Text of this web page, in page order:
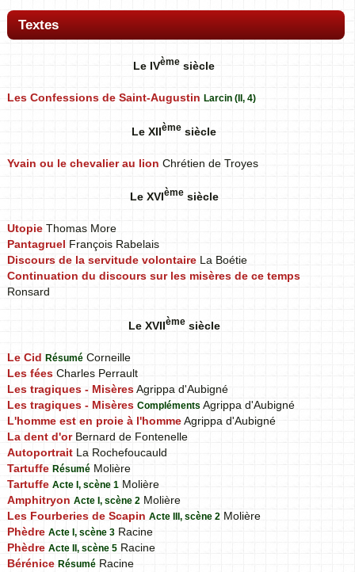
Textes
Le IVème siècle
Les Confessions de Saint-Augustin Larcin (II, 4)
Le XIIème siècle
Yvain ou le chevalier au lion Chrétien de Troyes
Le XVIèmesiècle
Utopie Thomas More
Pantagruel François Rabelais
Discours de la servitude volontaire La Boétie
Continuation du discours sur les misères de ce temps
Ronsard
Le XVIIèmesiècle
Le Cid Résumé Corneille
Les fées Charles Perrault
Les tragiques - MisèresAgrippa d'Aubigné
Les tragiques - Misères Compléments Agrippa d'Aubigné
L'homme est en proie à l'hommeAgrippa d'Aubigné
La dent d'orBernard de Fontenelle
Autoportrait La Rochefoucauld
Tartuffe Résumé Molière
Tartuffe Acte I, scène 1 Molière
Amphitryon Acte I, scène 2 Molière
Les Fourberies de Scapin Acte III, scène 2 Molière
Phèdre Acte I, scène 3 Racine
Phèdre Acte II, scène 5 Racine
Bérénice Résumé Racine